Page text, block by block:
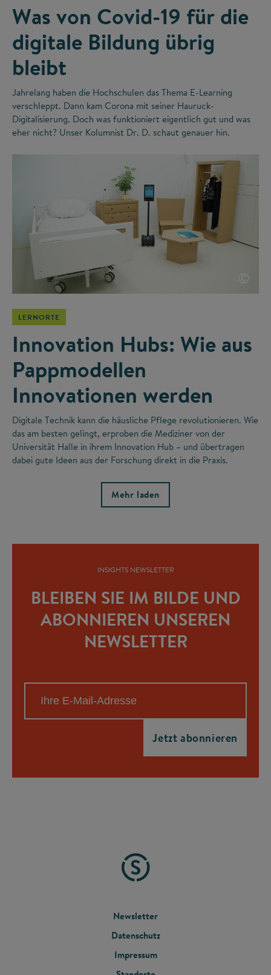
Was von Covid-19 für die
digitale Bildung übrig
bleibt
Jahrelang haben die Hochschulen das Thema E-Learning
verschleppt. Dann kam Corona mit seiner Hauruck-
Digitalisierung. Doch was funktioniert eigentlich gut und was
eher nicht? Unser Kolumnist Dr. D. schaut genauer hin.
©
LERNORTE
Innovation Hubs: Wie aus
Pappmodellen
Innovationen werden
Digitale Technik kann die häusliche Pflege revolutionieren. Wie
das am besten gelingt, erproben die Mediziner von der
Universität Halle in ihrem Innovation Hub – und übertragen
dabei gute Ideen aus der Forschung direkt in die Praxis.
Mehr laden
INSIGHTS NEWSLETTER
BLEIBEN SIE IM BILDE UND
ABONNIEREN UNSEREN
NEWSLETTER
FOOTER
MENU
Newsletter
Datenschutz
Impressum